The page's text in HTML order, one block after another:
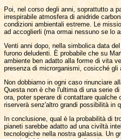
Poi, nel corso degli anni, soprattutto a
irrespirabile atmosfera di anidride
condizioni ambientali estreme. Le
ad accoglierli (ma ormai nessuno se lo
Venti anni dopo, nella simbolica data
furono deludenti. È probabile che su
ambiente ben adatto alla forme di vita
presenza di microrganismi, cosicché
Non dobbiamo in ogni caso rinunciare
Questa non è che l'ultima di una serie
ora, poter sperare di contattare
riserverà senz'altro grandi possibilità in
In conclusione, qual è la probabilità di
pianeti sarebbe adatto ad una civiltà
tecnologiche nella nostra galassia. Un